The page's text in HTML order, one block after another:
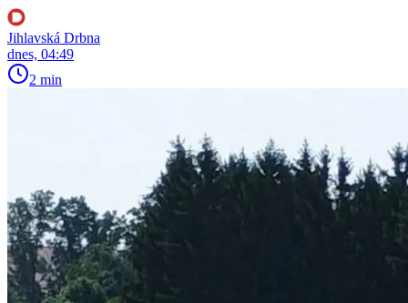
Jihlavská Drbna
dnes, 04:49
2 min